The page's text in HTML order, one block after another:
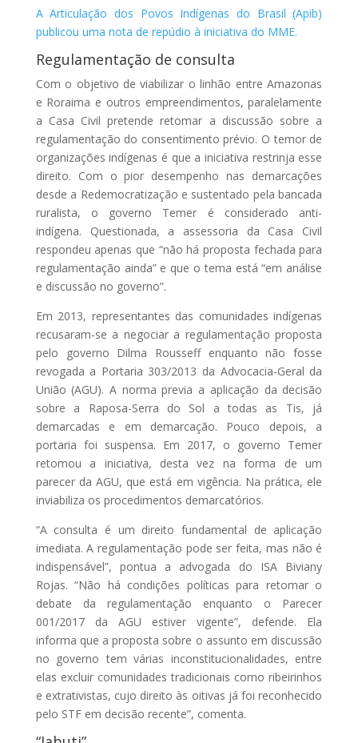
A Articulação dos Povos Indígenas do Brasil (Apib)
publicou uma nota de repúdio à iniciativa do MME.
Regulamentação de consulta
Com o objetivo de viabilizar o linhão entre Amazonas
e Roraima e outros empreendimentos, paralelamente
a Casa Civil pretende retomar a discussão sobre a
regulamentação do consentimento prévio. O temor de
organizações indígenas é que a iniciativa restrinja esse
direito. Com o pior desempenho nas demarcações
desde a Redemocratização e sustentado pela bancada
ruralista, o governo Temer é considerado anti-
indígena. Questionada, a assessoria da Casa Civil
respondeu apenas que “não há proposta fechada para
regulamentação ainda” e que o tema está “em análise
e discussão no governo”.
Em 2013, representantes das comunidades indígenas
recusaram-se a negociar a regulamentação proposta
pelo governo Dilma Rousseff enquanto não fosse
revogada a Portaria 303/2013 da Advocacia-Geral da
União (AGU). A norma previa a aplicação da decisão
sobre a Raposa-Serra do Sol a todas as Tis, já
demarcadas e em demarcação. Pouco depois, a
portaria foi suspensa. Em 2017, o governo Temer
retomou a iniciativa, desta vez na forma de um
parecer da AGU, que está em vigência. Na prática, ele
inviabiliza os procedimentos demarcatórios.
“A consulta é um direito fundamental de aplicação
imediata. A regulamentação pode ser feita, mas não é
indispensável”, pontua a advogada do ISA Biviany
Rojas. “Não há condições políticas para retomar o
debate da regulamentação enquanto o Parecer
001/2017 da AGU estiver vigente”, defende. Ela
informa que a proposta sobre o assunto em discussão
no governo tem várias inconstitucionalidades, entre
elas excluir comunidades tradicionais como ribeirinhos
e extrativistas, cujo direito às oitivas já foi reconhecido
pelo STF em decisão recente”, comenta.